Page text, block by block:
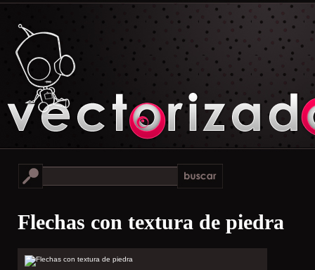
Flechas con textura de piedra